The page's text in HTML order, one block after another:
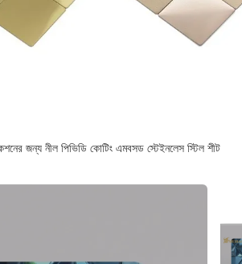
জন্য নীল পিভিডি কোটিং এমবসড স্টেইনলেস স্টিল শীট